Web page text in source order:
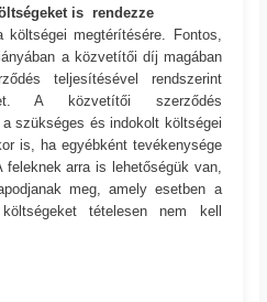
is rendezze
megtérítésére. Fontos,
a közvetítői díj magában
teljesítésével rendszerint
A közvetítői szerződés
szükséges és indokolt költségei
is, ha egyébként tevékenysége
arra is lehetőségük van,
meg, amely esetben a
tételesen nem kell